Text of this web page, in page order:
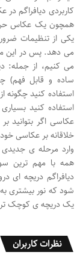
کاربردی دیافراگم
همچون یک عکاس حرفه
یکی از تنظیمات
می دهد. پس در این
می کنیم، از جمله:
ساده و قابل فهم)
استفاده کنید چگونه
عکاسی اگر بتوانید
خلاقانه بر عکاسی
وارد مرحله ی
همه با مهم ترین
دیافراگم دریچه ای
شود که نور بیشتری
یک دریچه ی کوچک
نظرات کاربران